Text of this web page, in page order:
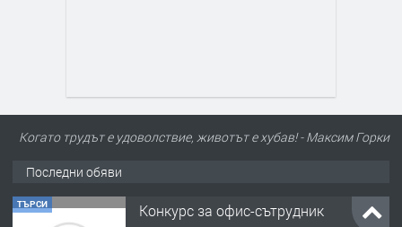
Когато трудът е удоволствие, животът е хубав! - Максим Горки
Последни обяви
ТЪРСИ Конкурс за офис-сътрудник